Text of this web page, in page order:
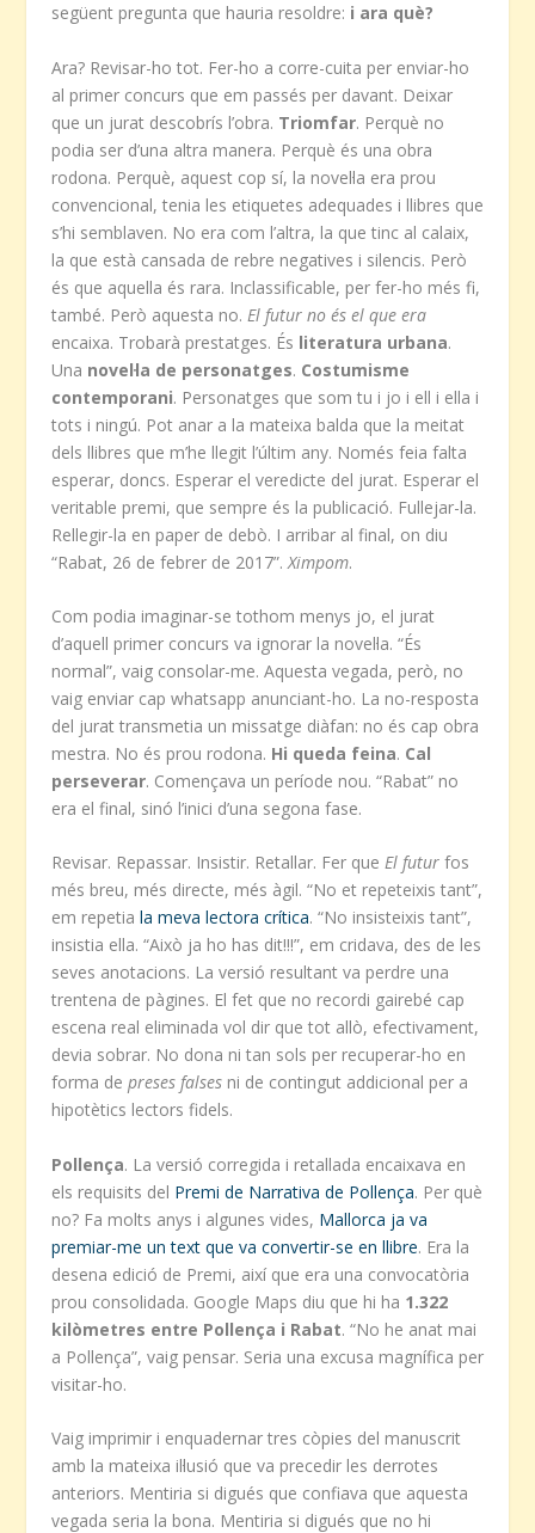
següent pregunta que hauria resoldre: i ara què?
Ara? Revisar-ho tot. Fer-ho a corre-cuita per enviar-ho
al primer concurs que em passés per davant. Deixar
que un jurat descobrís l’obra. Triomfar. Perquè no
podia ser d’una altra manera. Perquè és una obra
rodona. Perquè, aquest cop sí, la novel·la era prou
convencional, tenia les etiquetes adequades i llibres que
s’hi semblaven. No era com l’altra, la que tinc al calaix,
la que està cansada de rebre negatives i silencis. Però
és que aquella és rara. Inclassificable, per fer-ho més fi,
també. Però aquesta no. El futur no és el que era
encaixa. Trobarà prestatges. És literatura urbana.
Una novel·la de personatges. Costumisme
contemporani. Personatges que som tu i jo i ell i ella i
tots i ningú. Pot anar a la mateixa balda que la meitat
dels llibres que m’he llegit l’últim any. Només feia falta
esperar, doncs. Esperar el veredicte del jurat. Esperar el
veritable premi, que sempre és la publicació. Fullejar-la.
Rellegir-la en paper de debò. I arribar al final, on diu
“Rabat, 26 de febrer de 2017”. Ximpom.
Com podia imaginar-se tothom menys jo, el jurat
d’aquell primer concurs va ignorar la novel·la. “És
normal”, vaig consolar-me. Aquesta vegada, però, no
vaig enviar cap whatsapp anunciant-ho. La no-resposta
del jurat transmetia un missatge diàfan: no és cap obra
mestra. No és prou rodona. Hi queda feina. Cal
perseverar. Començava un període nou. “Rabat” no
era el final, sinó l’inici d’una segona fase.
Revisar. Repassar. Insistir. Retallar. Fer que El futurfos
més breu, més directe, més àgil. “No et repeteixis tant”,
em repetia la meva lectora crítica. “No insisteixis tant”,
insistia ella. “Això ja ho has dit!!!”, em cridava, des de les
seves anotacions. La versió resultant va perdre una
trentena de pàgines. El fet que no recordi gairebé cap
escena real eliminada vol dir que tot allò, efectivament,
devia sobrar. No dona ni tan sols per recuperar-ho en
forma de preses falsesni de contingut addicional per a
hipotètics lectors fidels.
Pollença. La versió corregida i retallada encaixava en
els requisits del Premi de Narrativa de Pollença. Per què
no? Fa molts anys i algunes vides, Mallorca ja va
premiar-me un text que va convertir-se en llibre. Era la
desena edició de Premi, així que era una convocatòria
prou consolidada. Google Maps diu que hi ha 1.322
kilòmetres entre Pollença i Rabat. “No he anat mai
a Pollença”, vaig pensar. Seria una excusa magnífica per
visitar-ho.
Vaig imprimir i enquadernar tres còpies del manuscrit
amb la mateixa il·lusió que va precedir les derrotes
anteriors. Mentiria si digués que confiava que aquesta
vegada seria la bona. Mentiria si digués que no hi